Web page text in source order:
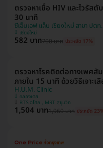
ตรวจหาเชื้อ HIV และไวรัสตั
30 นาที
ซีเอ็มเอฟ แล็บ เชียงใหม่ สาขา ปตท
เชียงใหม่
582 บาท700 บาท ประหยัด 17%
ตรวจหาโรคติดต่อทางเพศสั
ภายใน 15 นาที ด้วยวิธีเจาะเ
H.U.M. Clinic
คลองเตย
BTS อโศก , MRT สุขุมวิท
1,504 บาท1,960 บาท ประหยัด